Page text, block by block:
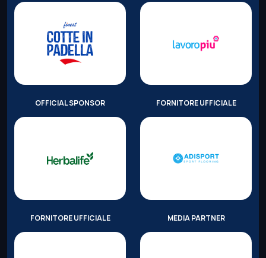
OFFICIAL SPONSOR FORNITORE UFFICIALE
FORNITORE UFFICIALE MEDIA PARTNER